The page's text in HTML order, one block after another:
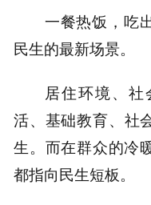
一餐热饭，吃
民生的最新场景。
居住环境、社
活、基础教育、社
生。而在群众的冷
都指向民生短板。